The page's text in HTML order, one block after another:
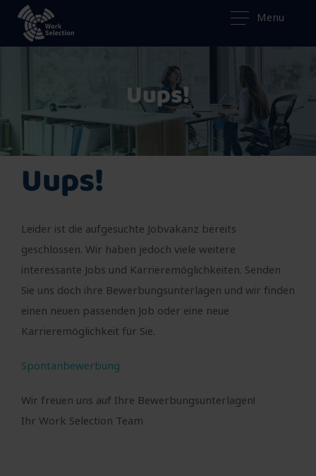
Menu
Uups!
Uups!
Leider ist die aufgesuchte Jobvakanz bereits
geschlossen. Wir haben jedoch viele weitere
interessante Jobs und Karrieremöglichkeiten. Senden
Sie uns doch ihre Bewerbungsunterlagen und wir finden
einen neuen passenden Job oder eine neue
Karrieremöglichkeit für Sie.
Spontanbewerbung
Wir freuen uns auf Ihre Bewerbungsunterlagen!
Ihr Work Selection Team